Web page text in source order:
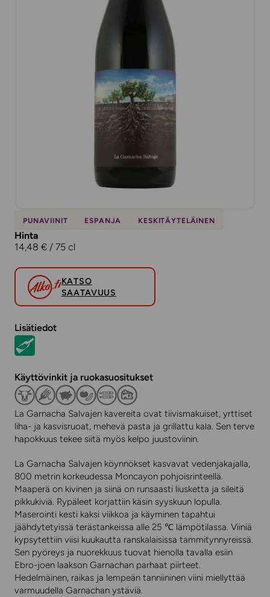
PUNAVIINIT ESPANJA KESKITÄYTELÄINEN
Hinta
14,48 € / 75 cl
KATSO
SAATAVUUS
Lisätiedot
Käyttövinkit ja ruokasuositukset
La Garnacha Salvajen kavereita ovat tiivismakuiset, yrttiset
liha- ja kasvisruoat, mehevä pasta ja grillattu kala. Sen terve
hapokkuus tekee siitä myös kelpo juustoviinin.
La Garnacha Salvajen köynnökset kasvavat vedenjakajalla,
800 metrin korkeudessa Moncayon pohjoisrinteellä.
Maaperä on kivinen ja siinä on runsaasti liusketta ja sileitä
pikkukiviä. Rypäleet korjattiin käsin syyskuun lopulla.
Maserointi kesti kaksi viikkoa ja käyminen tapahtui
jäähdytetyissä terästankeissa alle 25 ℃ lämpötilassa. Viiniä
kypsytettiin viisi kuukautta ranskalaisissa tammitynnyreissä.
Sen pyöreys ja nuorekkuus tuovat hienolla tavalla esiin
Ebro-joen laakson Garnachan parhaat piirteet.
Hedelmäinen, raikas ja lempeän tanniininen viini miellyttää
varmuudella Garnachan ystäviä.